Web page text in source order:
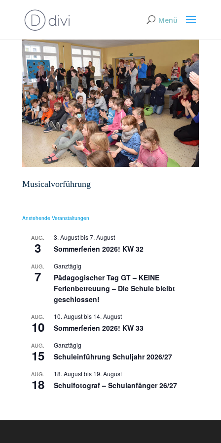
Musicalvorführung
Anstehende Veranstaltungen
AUG.
3
3. Augustbis7. August
Sommerferien 2026! KW 32
AUG.
7
Ganztägig
Pädagogischer Tag GT – KEINE
Ferienbetreuung – Die Schule bleibt
geschlossen!
AUG.
10
10. Augustbis 14. August
Sommerferien 2026! KW 33
AUG.
15
Ganztägig
Schuleinführung Schuljahr 2026/27
AUG.
18
18. Augustbis 19. August
Schulfotograf – Schulanfänger 26/27